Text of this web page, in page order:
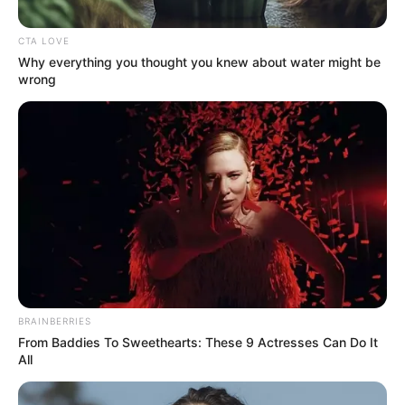
Alcaldía de Engativá
Murió Aníbal Forero Rodríguez, líder social de Engativá
Por:Miguel Ángel Valencia González
Octubre 8, 2020
CTA LOVE
Why everything you thought you knew about water might be
wrong
BRAINBERRIES
From Baddies To Sweethearts: These 9 Actresses Can Do It
All